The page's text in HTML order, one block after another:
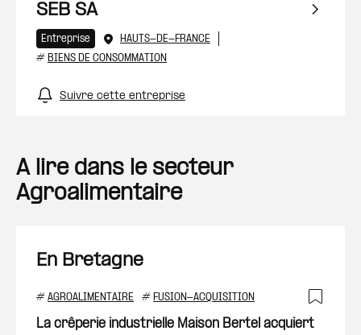
SEB SA
Entreprise
HAUTS-DE-FRANCE
# BIENS DE CONSOMMATION
Suivre cette entreprise
A lire dans le secteur
Agroalimentaire
En Bretagne
# AGROALIMENTAIRE # FUSION-ACQUISITION
La crêperie industrielle Maison Bertel acquiert